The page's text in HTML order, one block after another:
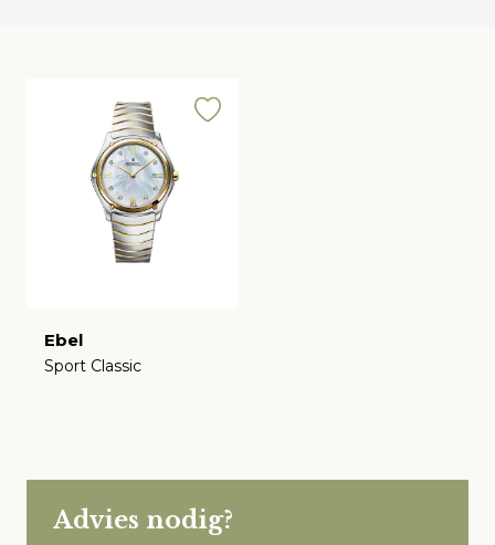
Ebel
Sport Classic
Advies nodig?